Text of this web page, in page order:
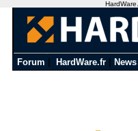
Forum HardWare.fr News